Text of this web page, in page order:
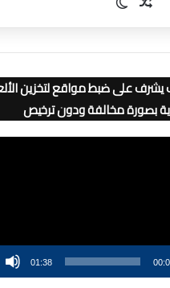
على ضبط مواقع لتخزين
بصورة مخالفة ودون ترخيص
01:38